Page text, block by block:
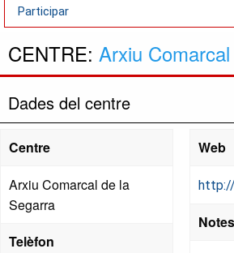
Participar
CENTRE: Arxiu
Dades del centre
Centre
Arxiu Comarcal de la
Segarra
Telèfon
Web
Notes